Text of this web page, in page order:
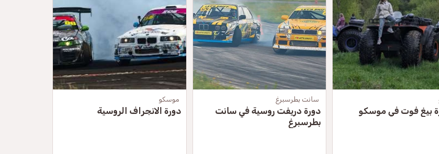
بيغ فوت في موسكو
سانت بطرسبرغ
دورة دريفت روسية في سانت
بطرسبرغ
موسكو
دورة الانجراف الروسية